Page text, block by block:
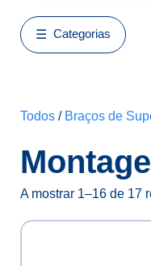
Categorias
Todos / Braços de
A mostrar 1–16 de 17